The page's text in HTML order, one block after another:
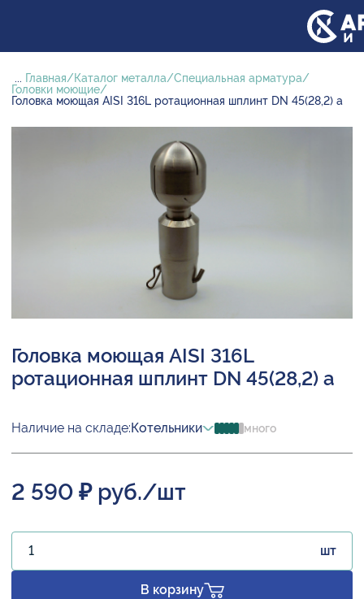
... Главная Каталог металла
Специальная арматура
Головки моющие
Головка моющая AISI 316L ротационная шплинт DN 45(28,2) а
Головка моющая AISI 316L
ротационная шплинт DN 45(28,2) а
Наличие на складе:Котельники много
2 590 ₽ руб./шт
шт
В корзину